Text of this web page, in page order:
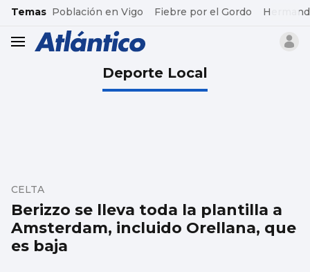
common.go-to-content
Temas Población en Vigo Fiebre por el Gordo
header.menu.open
Deporte Local
Berizzo se lleva toda la plantilla a
Amsterdam, incluido Orellana, que
es baja
CELTA